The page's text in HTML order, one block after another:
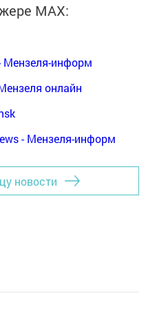
MАХ:
Мензеля-информ
онлайн
- Мензеля-информ
новости